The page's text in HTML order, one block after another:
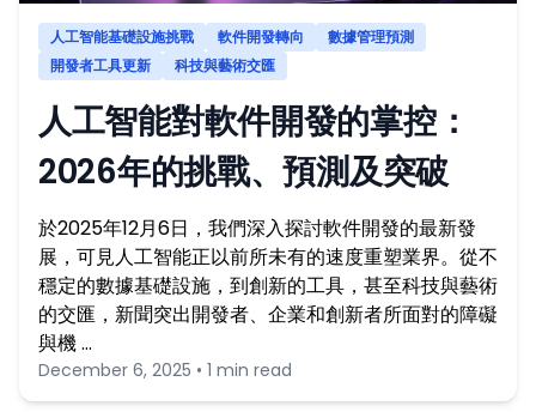
人工智能基礎設施挑戰 軟件開發轉向
數據管理預測
開發者工具更新
科技與藝術交匯
人工智能對軟件開發的掌控：
2026年的挑戰、預測及突破
於2025年12月6日，我們深入探討軟件開發的最新發
展，可見人工智能正以前所未有的速度重塑業界。從不
穩定的數據基礎設施，到創新的工具，甚至科技與藝術
的交匯，新聞突出開發者、企業和創新者所面對的障礙
與機 …
December 6, 2025 • 1 min read